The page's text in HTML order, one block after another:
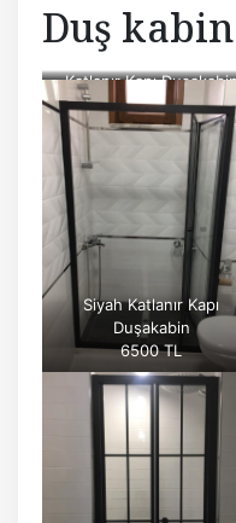
Duş
Katlanır Kapı
6500 TL
Siyah Katlanır Kapı
Duşakabin
6500 TL